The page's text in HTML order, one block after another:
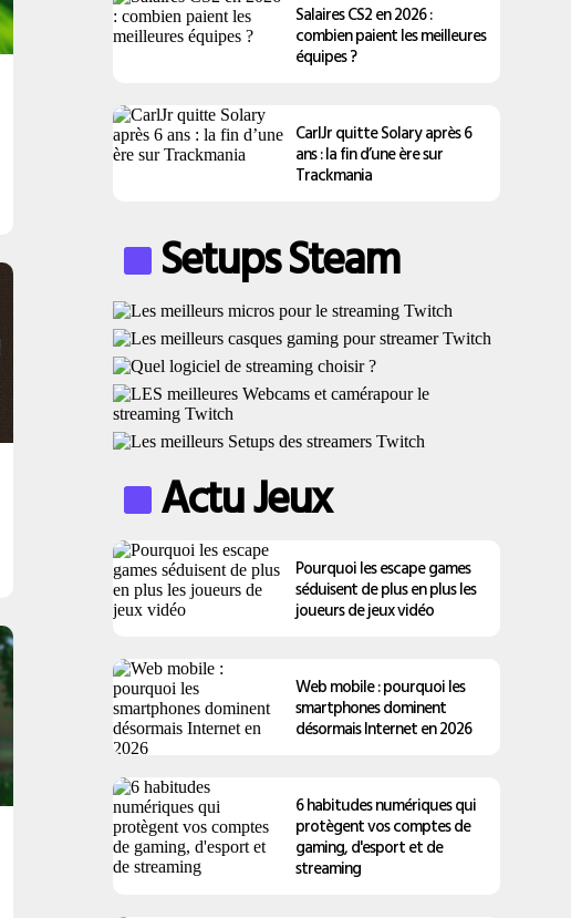
Salaires CS2 en 2026 :
combien paient les meilleures
équipes ?
CarlJr quitte Solary après 6
ans : la fin d’une ère sur
Trackmania
Setups Steam
Actu Jeux
Pourquoi les escape games
séduisent de plus en plus les
joueurs de jeux vidéo
Web mobile : pourquoi les
smartphones dominent
désormais Internet en 2026
6 habitudes numériques qui
protègent vos comptes de
gaming, d'esport et de
streaming